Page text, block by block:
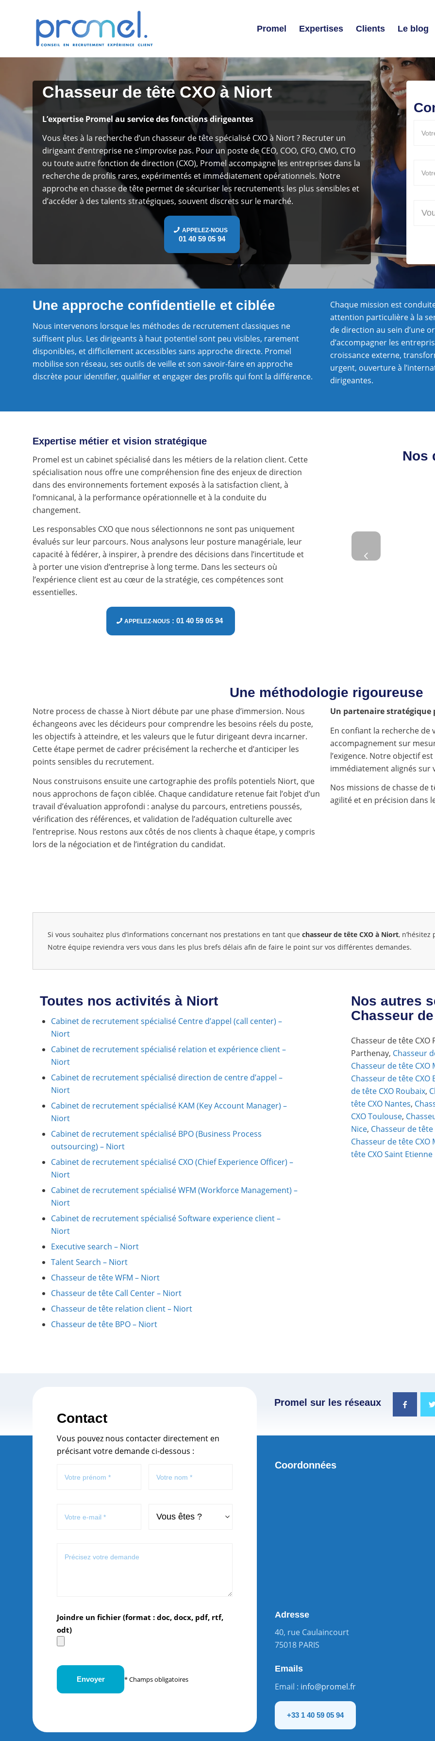
Promel Expertises Clients Le blog
Chasseur de tête CXO à Niort
L’expertise Promel au service des fonctions dirigeantes
Vous êtes à la recherche d’un chasseur de tête spécialisé CXO à Niort ? Recruter un
dirigeant d’entreprise ne s’improvise pas. Pour un poste de CEO, COO, CFO, CMO, CTO
ou toute autre fonction de direction (CXO), Promel accompagne les entreprises dans la
recherche de profils rares, expérimentés et immédiatement opérationnels. Notre
approche en chasse de tête permet de sécuriser les recrutements les plus sensibles et
d’accéder à des talents stratégiques, souvent discrets sur le marché.
APPELEZ-NOUS
01 40 59 05 94
Une approche confidentielle et ciblée
Nous intervenons lorsque les méthodes de recrutement classiques ne
suffisent plus. Les dirigeants à haut potentiel sont peu visibles, rarement
disponibles, et difficilement accessibles sans approche directe. Promel
mobilise son réseau, ses outils de veille et son savoir-faire en approche
discrète pour identifier, qualifier et engager des profils qui font la différence.
Chaque mission est
attention particulière à la
de direction au sein d’une
d’accompagner les
croissance externe,
urgent, ouverture à
dirigeantes.
Expertise métier et vision stratégique
Promel est un cabinet spécialisé dans les métiers de la relation client. Cette
spécialisation nous offre une compréhension fine des enjeux de direction
dans des environnements fortement exposés à la satisfaction client, à
l’omnicanal, à la performance opérationnelle et à la conduite du
changement.
Les responsables CXO que nous sélectionnons ne sont pas uniquement
évalués sur leur parcours. Nous analysons leur posture managériale, leur
capacité à fédérer, à inspirer, à prendre des décisions dans l’incertitude et
à porter une vision d’entreprise à long terme. Dans les secteurs où
l’expérience client est au cœur de la stratégie, ces compétences sont
essentielles.
APPELEZ-NOUS : 01 40 59 05 94
Nos
Précédent
Une méthodologie rigoureuse
Notre process de chasse à Niort débute par une phase d’immersion. Nous
échangeons avec les décideurs pour comprendre les besoins réels du poste,
les objectifs à atteindre, et les valeurs que le futur dirigeant devra incarner.
Cette étape permet de cadrer précisément la recherche et d’anticiper les
points sensibles du recrutement.
Nous construisons ensuite une cartographie des profils potentiels Niort, que
nous approchons de façon ciblée. Chaque candidature retenue fait l’objet d’un
travail d’évaluation approfondi : analyse du parcours, entretiens poussés,
vérification des références, et validation de l’adéquation culturelle avec
l’entreprise. Nous restons aux côtés de nos clients à chaque étape, y compris
lors de la négociation et de l’intégration du candidat.
Un partenaire stratégique
En confiant la recherche de
accompagnement sur
l’exigence. Notre objectif
immédiatement alignés sur
Nos missions de chasse de
agilité et en précision dans
Si vous souhaitez plus d’informations concernant nos prestations en tant que chasseur de tête CXO à Niort, n’hésitez
Notre équipe reviendra vers vous dans les plus brefs délais afin de faire le point sur vos différentes demandes.
Toutes nos activités à Niort
Cabinet de recrutement spécialisé Centre d’appel (call center) –
Niort
Cabinet de recrutement spécialisé relation et expérience client –
Niort
Cabinet de recrutement spécialisé direction de centre d’appel –
Niort
Cabinet de recrutement spécialisé KAM (Key Account Manager) –
Niort
Cabinet de recrutement spécialisé BPO (Business Process
outsourcing) – Niort
Cabinet de recrutement spécialisé CXO (Chief Experience Officer) –
Niort
Cabinet de recrutement spécialisé WFM (Workforce Management) –
Niort
Cabinet de recrutement spécialisé Software experience client –
Niort
Executive search – Niort
Talent Search – Niort
Chasseur de tête WFM – Niort
Chasseur de tête Call Center – Niort
Chasseur de tête relation client – Niort
Chasseur de tête BPO – Niort
Nos autres
Chasseur
Chasseur de tête CXO
Parthenay, Chasseur
Chasseur de tête CXO
Chasseur de tête CXO
de tête CXO Roubaix,
tête CXO Nantes,
CXO Toulouse,
Nice, Chasseur de tête
Chasseur de tête CXO
tête CXO Saint Etienne
Promel sur les réseaux
Contact
Vous pouvez nous contacter directement en
précisant votre demande ci-dessous :
Joindre un fichier (format : doc, docx, pdf, rtf,
odt)
* Champs obligatoires
Coordonnées
Adresse
40, rue Caulaincourt
75018 PARIS
Emails
Email : info@promel.fr
+33 1 40 59 05 94